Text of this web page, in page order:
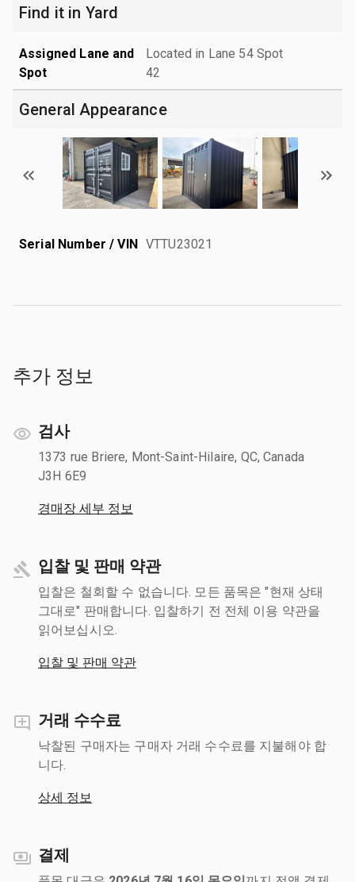
Find it in Yard
Assigned Lane and
Spot
Located in Lane 54 Spot
42
General Appearance
Serial Number / VIN VTTU23021
추가 정보
검사
1373 rue Briere, Mont-Saint-Hilaire, QC, Canada
J3H 6E9
경매장 세부 정보
입찰 및 판매 약관
입찰은 철회할 수 없습니다. 모든 품목은 "현재 상태
그대로" 판매합니다. 입찰하기 전 전체 이용 약관을
읽어보십시오.
입찰 및 판매 약관
거래 수수료
낙찰된 구매자는 구매자 거래 수수료를 지불해야 합
니다.
상세 정보
결제